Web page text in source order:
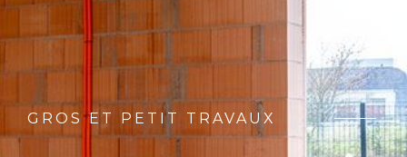
GROS ET PETIT TRAVAUX